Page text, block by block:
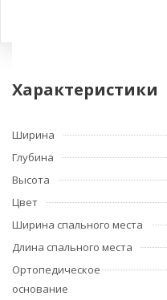
Характеристики
Ширина
Глубина
Высота
Цвет
Ширина спального места
Длина спального места
Ортопедическое
основание